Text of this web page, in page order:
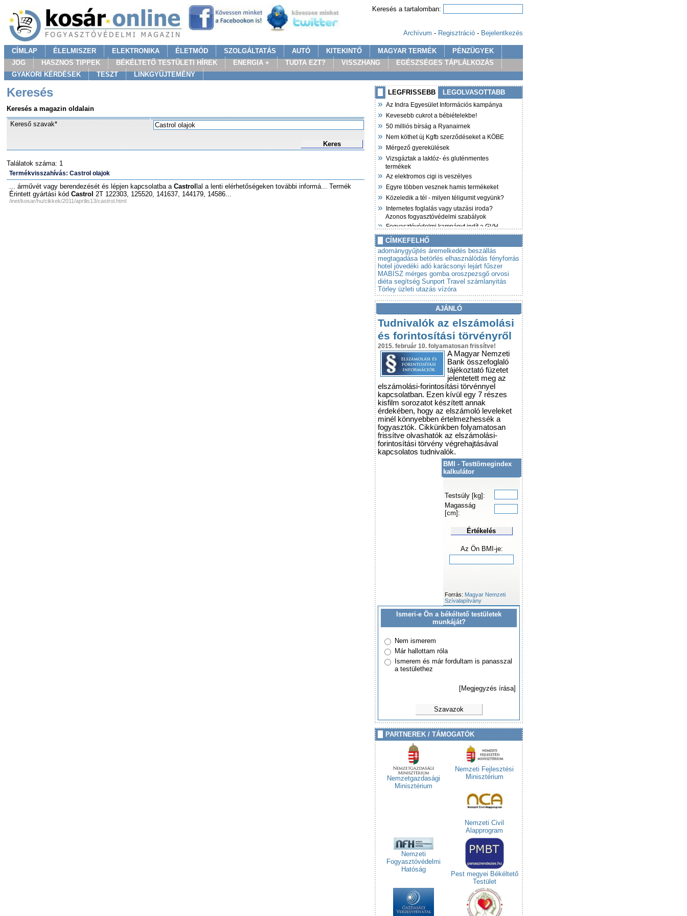
Keresés a tartalomban:
Archívum - Regisztráció - Bejelentkezés
CÍMLAP ÉLELMISZER ELEKTRONIKA ÉLETMÓD SZOLGÁLTATÁS AUTÓ KITEKINTŐ MAGYAR TERMÉK
PÉNZÜGYEK
JOG
HASZNOS TIPPEK BÉKÉLTETŐ TESTÜLETI HÍREK ENERGIA + TUDTA EZT? VISSZHANG
EGÉSZSÉGES TÁPLÁLKOZÁS
GYAKORI KÉRDÉSEK
TESZT LINKGYÜJTEMÉNY
Keresés
Keresés a magazin oldalain
Kereső szavak*
Keres
Találatok száma: 1
Termékvisszahívás: Castrol olajok
... árművét vagy berendezését és lépjen kapcsolatba a Castrol lal a lenti elérhetőségeken további informá... Termék
Érintett gyártási kód Castrol 2T 122303, 125520, 141637, 144179, 14586...
/inet/kosar/hu/cikkek/2011/aprilis13/castrol.html
LEGFRISSEBB LEGOLVASOTTABB
» Az Indra Egyesület Információs kampánya
» Kevesebb cukrot a bébiételekbe!
» 50 milliós bírság a Ryanairnek
» Nem köthet új Kgfb szerződéseket a KÖBE
» Mérgező gyerekülések
» Vizsgáztak a laktóz- és gluténmentes
termékek
» Az elektromos cigi is veszélyes
» Egyre többen vesznek hamis termékeket
» Közeledik a tél - milyen téligumit vegyünk?
»
Internetes foglalás vagy utazási iroda?
Azonos fogyasztóvédelmi szabályok
» Fogyasztóvédelmi kampányt indít a GVH
» Autót venne? Lebuktathatja a csalókat!
» Tovább szigorodnak az árubemutatókra
vonatkozó szabályok
CÍMKEFELHŐ
adománygyűjtés áremelkedés beszállás
megtagadása betörlés elhasználódás fényforrás
hotel jövedéki adó karácsonyi lejárt fűszer
MABISZ mérges gomba oroszpezsgő orvosi
diéta segítség Sunport Travel számlanyitás
Törley üzleti utazás vízóra
AJÁNLÓ
Tudnivalók az elszámolási
és forintosítási törvényről
2015. február 10. folyamatosan frissítve!
A Magyar Nemzeti
Bank összefoglaló
tájékoztató füzetet
jelentetett meg az
elszámolási-forintosítási törvénnyel
kapcsolatban. Ezen kívül egy 7 részes
kisfilm sorozatot készített annak
érdekében, hogy az elszámoló leveleket
minél könnyebben értelmezhessék a
fogyasztók. Cikkünkben folyamatosan
frissítve olvashatók az elszámolási-
forintosítási törvény végrehajtásával
kapcsolatos tudnivalók.
BMI - Testtömegindex
kalkulátor
Testsúly [kg]:
Magasság
[cm]:
Értékelés
Az Ön BMI-je:
Forrás: Magyar Nemzeti
Szívalapítvány
Ismeri-e Ön a békéltető testületek
munkáját?
Nem ismerem
Már hallottam róla
Ismerem és már fordultam is panasszal
a testülethez
[Megjegyzés írása]
Szavazok
PARTNEREK / TÁMOGATÓK
Nemzetgazdasági
Minisztérium
Nemzeti Fejlesztési
Minisztérium
Nemzeti Civil
Alapprogram
Nemzeti
Fogyasztóvédelmi
Hatóság
Pest megyei Békéltető
Testület